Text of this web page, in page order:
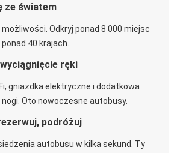
ze światem
Odkryj ponad 8 000 miejsc
40 krajach.
ręki
gniazdka elektryczne i dodatkowa
Oto nowoczesne autobusy.
podróżuj
autobusu w kilka sekund. Ty